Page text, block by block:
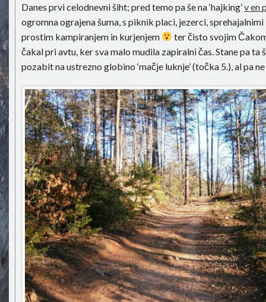
Danes prvi celodnevni šiht; pred temo pa še na ‘hajking’v en
ogromna ograjena šuma, s piknik placi, jezerci,
prostim kampiranjem in kurjenjem
ter čisto svojim
čakal pri avtu, ker sva malo mudila zapiralni čas. Stane pa ta
pozabit na ustrezno globino ‘mačje luknje’ (točka 5.), al pa